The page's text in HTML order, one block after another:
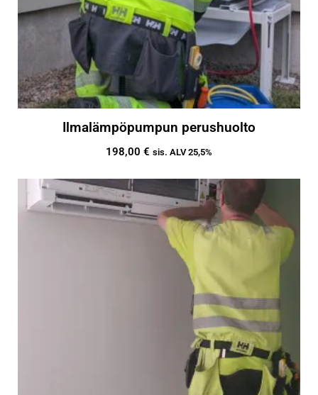
Ilmalämpöpumpun perushuolto
198,00 € sis. ALV 25,5%